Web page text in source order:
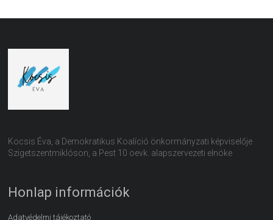
Kocsis Éva, a Demokratikus Koalíció önkormányzati képviselője
Szigetszentmiklóson, a Pest 10 oevk. alapszervezeti elnöke
Honlap információk
Adatvédelmi tájékoztató